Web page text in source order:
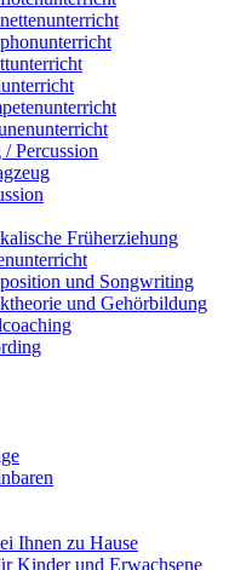
/ Percussion
Früherziehung
und Songwriting
und Gehörbildung
Ihnen zu Hause
Kinder und Erwachsene